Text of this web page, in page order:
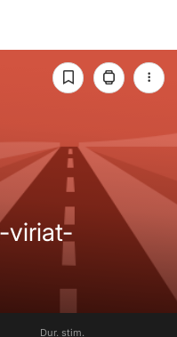
viriat-
Dur. stim.